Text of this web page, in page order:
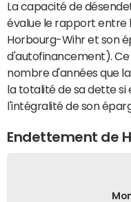
La capacité de
évalue le rapport entre
Horbourg-Wihr et son
d'autofinancement).
nombre d'années que
la totalité de sa dette si
l'intégralité de son
Endettement de